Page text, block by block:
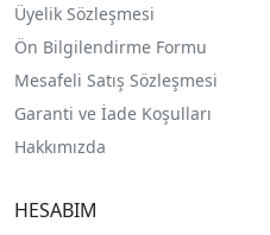
Üyelik Sözleşmesi
Ön Bilgilendirme Formu
Mesafeli Satış Sözleşmesi
Garanti ve İade Koşulları
Hakkımızda
HESABIM